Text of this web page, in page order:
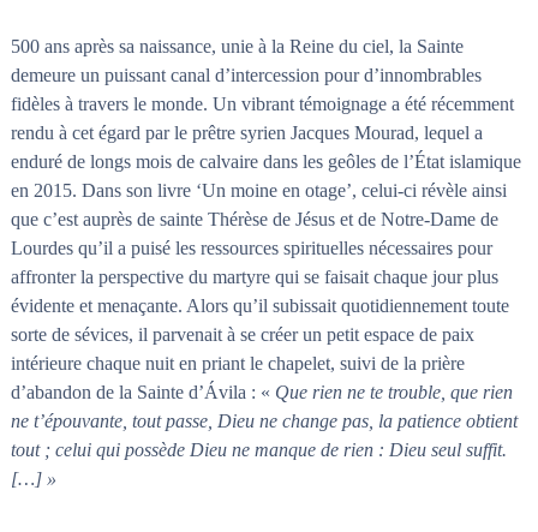
500 ans après sa naissance, unie à la Reine du ciel, la Sainte
demeure un puissant canal d’intercession pour d’innombrables
fidèles à travers le monde. Un vibrant témoignage a été récemment
rendu à cet égard par le prêtre syrien Jacques Mourad, lequel a
enduré de longs mois de calvaire dans les geôles de l’État islamique
en 2015. Dans son livre ‘Un moine en otage’, celui-ci révèle ainsi
que c’est auprès de sainte Thérèse de Jésus et de Notre-Dame de
Lourdes qu’il a puisé les ressources spirituelles nécessaires pour
affronter la perspective du martyre qui se faisait chaque jour plus
évidente et menaçante. Alors qu’il subissait quotidiennement toute
sorte de sévices, il parvenait à se créer un petit espace de paix
intérieure chaque nuit en priant le chapelet, suivi de la prière
d’abandon de la Sainte d’Ávila : « Que rien ne te trouble, que rien
ne t’épouvante, tout passe, Dieu ne change pas, la patience obtient
tout ; celui qui possède Dieu ne manque de rien : Dieu seul suffit.
[…] »